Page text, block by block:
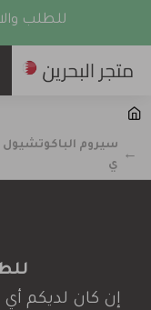
للطلب
سيروم
ي
إن كان لديكم